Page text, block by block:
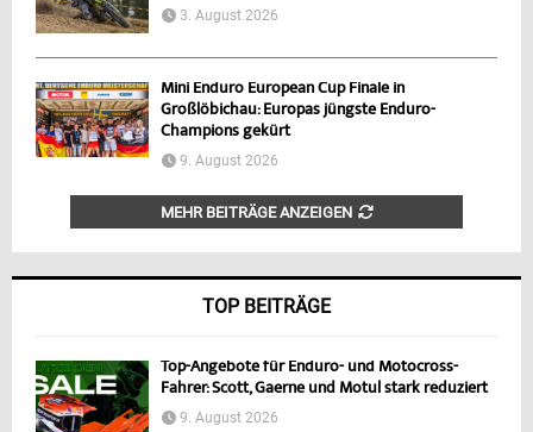
3. August 2026
Mini Enduro European Cup Finale in
Großlöbichau: Europas jüngste Enduro-
Champions gekürt
9. August 2026
MEHR BEITRÄGE ANZEIGEN
TOP BEITRÄGE
Top-Angebote für Enduro- und Motocross-
Fahrer: Scott, Gaerne und Motul stark reduziert
9. August 2026